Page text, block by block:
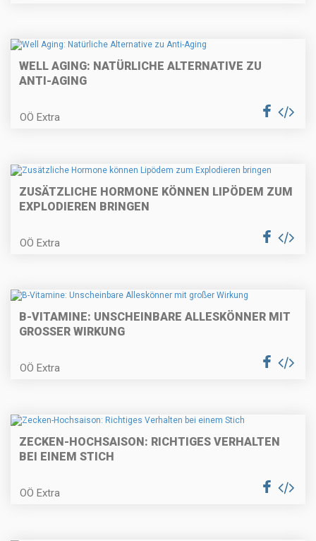
WELL AGING: NATÜRLICHE ALTERNATIVE ZU
ANTI-AGING
OÖ Extra
ZUSÄTZLICHE HORMONE KÖNNEN LIPÖDEM ZUM
EXPLODIEREN BRINGEN
OÖ Extra
B-VITAMINE: UNSCHEINBARE ALLESKÖNNER MIT
GROSSER WIRKUNG
OÖ Extra
ZECKEN-HOCHSAISON: RICHTIGES VERHALTEN
BEI EINEM STICH
OÖ Extra